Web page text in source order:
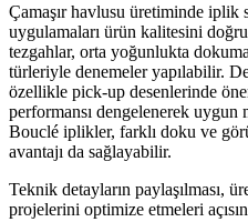
Çamaşır havlusu üretiminde iplik
uygulamaları ürün kalitesini
tezgahlar, orta yoğunlukta
türleriyle denemeler yapılabilir.
özellikle pick-up desenlerinde
performansı dengelenerek uygun
Bouclé iplikler, farklı doku ve
avantajı da sağlayabilir.
Teknik detayların paylaşılması,
projelerini optimize etmeleri